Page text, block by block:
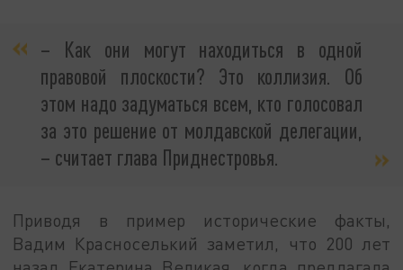
– Как они могут находиться в одной
правовой плоскости? Это коллизия. Об
этом надо задуматься всем, кто голосовал
за это решение от молдавской делегации,
– считает глава Приднестровья.
Приводя в пример исторические факты,
Вадим Красноселький заметил, что 200 лет